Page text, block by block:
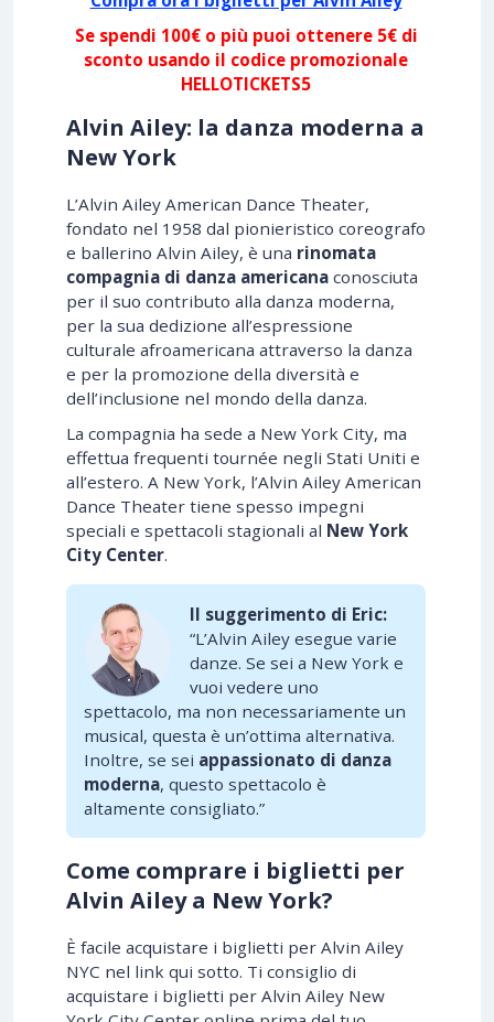
Se spendi 100€ o più puoi ottenere 5€ di
sconto usando il codice promozionale
HELLOTICKETS5
Alvin Ailey: la danza moderna a
New York
L’Alvin Ailey American Dance Theater,
fondato nel 1958 dal pionieristico coreografo
e ballerino Alvin Ailey, è una rinomata
compagnia di danza americana conosciuta
per il suo contributo alla danza moderna,
per la sua dedizione all’espressione
culturale afroamericana attraverso la danza
e per la promozione della diversità e
dell’inclusione nel mondo della danza.
La compagnia ha sede a New York City, ma
effettua frequenti tournée negli Stati Uniti e
all’estero. A New York, l’Alvin Ailey American
Dance Theater tiene spesso impegni
speciali e spettacoli stagionali al New York
City Center.
Il suggerimento di Eric:
“L’Alvin Ailey esegue varie
danze. Se sei a New York e
vuoi vedere uno
spettacolo, ma non necessariamente un
musical, questa è un’ottima alternativa.
Inoltre, se sei appassionato di danza
moderna, questo spettacolo è
altamente consigliato.”
Come comprare i biglietti per
Alvin Ailey a New York?
È facile acquistare i biglietti per Alvin Ailey
NYC nel link qui sotto. Ti consiglio di
acquistare i biglietti per Alvin Ailey New